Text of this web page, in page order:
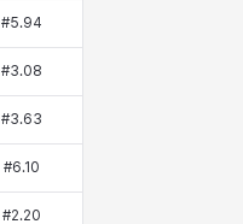
#5.94
#3.08
#3.63
#6.10
#2.20